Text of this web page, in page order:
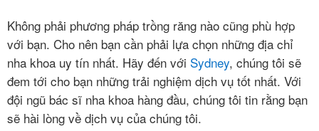
Không phải phương pháp trồng răng nào cũng phù hợp
với bạn. Cho nên bạn cần phải lựa chọn những địa chỉ
nha khoa uy tín nhất. Hãy đến với Sydney, chúng tôi sẽ
đem tới cho bạn những trải nghiệm dịch vụ tốt nhất. Với
đội ngũ bác sĩ nha khoa hàng đầu, chúng tôi tin rằng bạn
sẽ hài lòng về dịch vụ của chúng tôi.